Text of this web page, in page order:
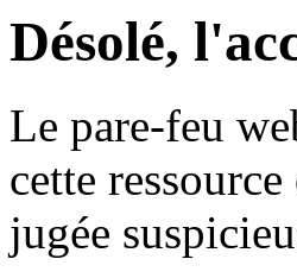
Désolé,
Le pare-feu
cette
jugée